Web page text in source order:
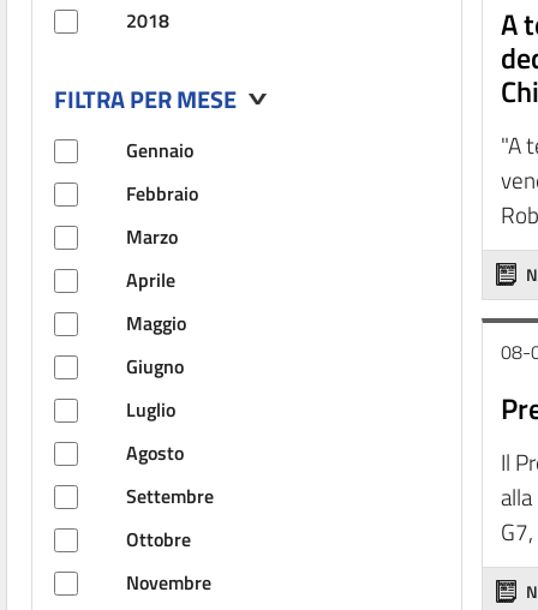
2018
FILTRA PER MESE
Gennaio
Febbraio
Marzo
Aprile
Maggio
Giugno
Luglio
Agosto
Settembre
Ottobre
Novembre
A
"A
08-
Il